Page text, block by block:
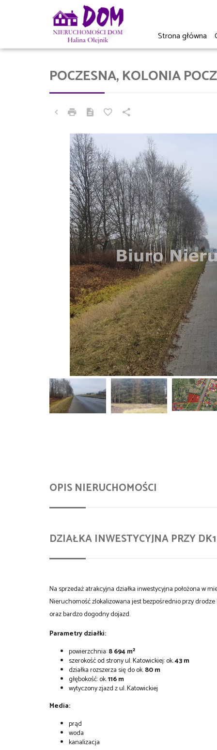
Strona główna
POCZESNA, KOLONIA
OPIS NIERUCHOMOŚCI
DZIAŁKA INWESTYCYJNA PRZY
Na sprzedaż atrakcyjna działka inwestycyjna położona w
Nieruchomość zlokalizowana jest bezpośrednio przy
oraz bardzo dogodny dojazd.
Parametry działki:
powierzchnia:8 694 m²
szerokość od strony ul. Katowickiej: ok.43 m
działka rozszerza się do ok.80 m
głębokość: ok.116 m
wytyczony zjazd z ul. Katowickiej
Media:
prąd
woda
kanalizacja